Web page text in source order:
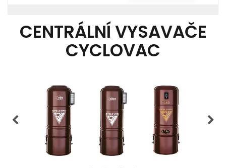
CENTRÁLNÍ VYSAVAČE
CYCLOVAC